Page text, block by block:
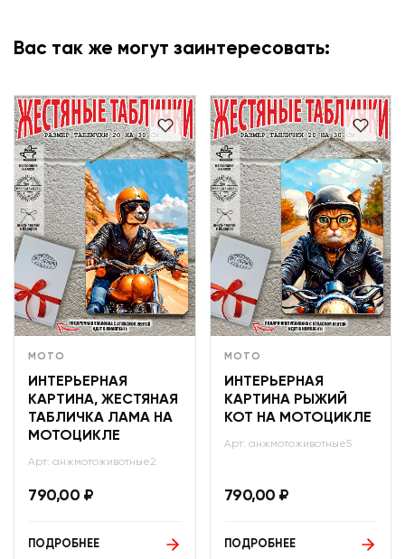
Вас так же могут заинтересовать:
МОТО
ИНТЕРЬЕРНАЯ
КАРТИНА, ЖЕСТЯНАЯ
ТАБЛИЧКА ЛАМА НА
МОТОЦИКЛЕ
Арт: анжмотоживотные2
790,00 ₽
ПОДРОБНЕЕ
МОТО
ИНТЕРЬЕРНАЯ
КАРТИНА РЫЖИЙ
КОТ НА МОТОЦИКЛЕ
Арт: анжмотоживотные5
790,00 ₽
ПОДРОБНЕЕ